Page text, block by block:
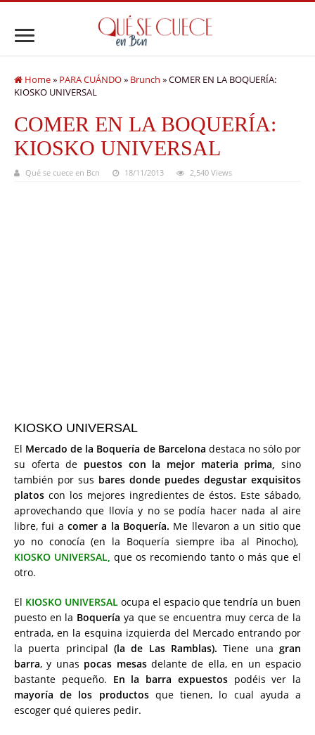
Home» PARA CUÁNDO» Brunch »COMER EN LA BOQUERÍA:
KIOSKO UNIVERSAL
COMER EN LA BOQUERÍA:
KIOSKO UNIVERSAL
Qué se cuece en Bcn 18/11/2013 2,540 Views
KIOSKO UNIVERSAL
El Mercado de la Boquería de Barcelona destaca no sólo por
su oferta de puestos con la mejor materia prima, sino
también por sus bares donde puedes degustar exquisitos
platos con los mejores ingredientes de éstos. Este sábado,
aprovechando que llovía y no se podía hacer nada al aire
libre, fui a comer a la Boquería. Me llevaron a un sitio que
yo no conocía (en la Boquería siempre iba al Pinocho),
KIOSKO UNIVERSAL, que os recomiendo tanto o más que el
otro.
El KIOSKO UNIVERSAL ocupa el espacio que tendría un buen
puesto en la Boquería ya que se encuentra muy cerca de la
entrada, en la esquina izquierda del Mercado entrando por
la puerta principal (la de Las Ramblas).Tiene una gran
barra, y unas pocas mesasdelante de ella, en un espacio
bastante pequeño. En la barra expuestospodéis ver la
mayoría de los productosque tienen, lo cual ayuda a
escoger qué quieres pedir.